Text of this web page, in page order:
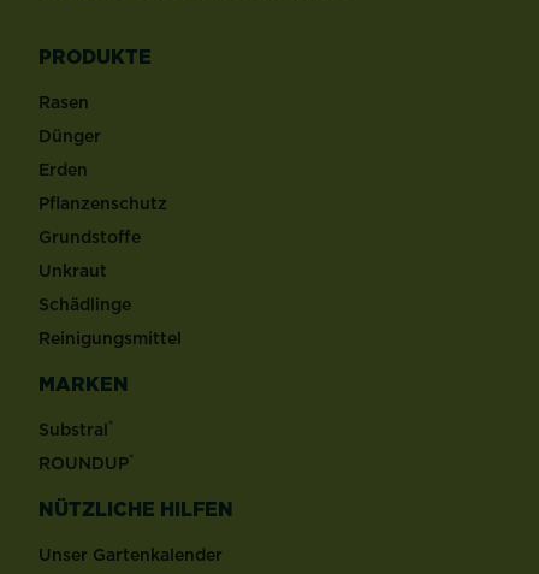
PRODUKTE
Rasen
Dünger
Erden
Pflanzenschutz
Grundstoffe
Unkraut
Schädlinge
Reinigungsmittel
MARKEN
Substral®
ROUNDUP®
NÜTZLICHE HILFEN
Unser Gartenkalender